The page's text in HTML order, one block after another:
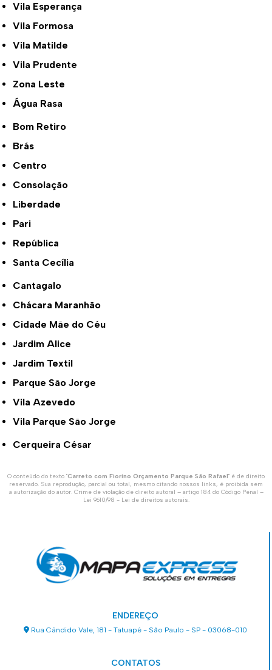
Vila Esperança
Vila Formosa
Vila Matilde
Vila Prudente
Zona Leste
Água Rasa
Bom Retiro
Brás
Centro
Consolação
Liberdade
Pari
República
Santa Cecília
Cantagalo
Chácara Maranhão
Cidade Mãe do Céu
Jardim Alice
Jardim Textil
Parque São Jorge
Vila Azevedo
Vila Parque São Jorge
Cerqueira César
O conteúdo do texto "Carreto com Fiorino Orçamento Parque São Rafael" é de direito
reservado. Sua reprodução, parcial ou total, mesmo citando nossos links, é proibida sem
a autorização do autor. Crime de violação de direito autoral – artigo 184 do Código Penal –
Lei 9610/98 - Lei de direitos autorais.
ENDEREÇO
Rua Cândido Vale, 181 - Tatuapé - São Paulo - SP - 03068-010
CONTATOS